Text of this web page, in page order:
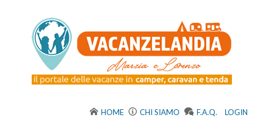
HOME CHI SIAMO F.A.Q. LOGIN